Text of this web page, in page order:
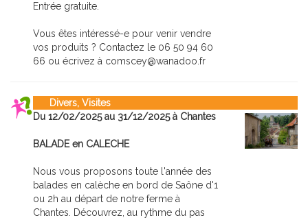
Entrée gratuite.
Vous êtes intéressé-e pour venir vendre
vos produits ? Contactez le 06 50 94 60
66 ou écrivez à comscey@wanadoo.fr
Divers, Visites
Du 12/02/2025 au 31/12/2025 à Chantes
BALADE en CALECHE
Nous vous proposons toute l'année des
balades en calèche en bord de Saône d'1
ou 2h au départ de notre ferme à
Chantes. Découvrez, au rythme du pas